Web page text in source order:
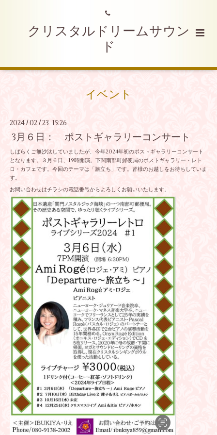
クリスタルドリームサウン
ド
イベント
2024 /02 /23 15:26
3月６日： ポストギャラリーコンサート
しばらくご無沙汰していましたが、今年2024年初のポストギャラリーコンサート
となります。３月６日、19時開演。下関南部町郵便局のポストギャラリー・レト
ロ・カフェです。今回のテーマは「旅立ち」です。皆様のお越しをお待ちしていま
す。
お問い合わせはチラシの電話番号からよろしくお願いいたします。